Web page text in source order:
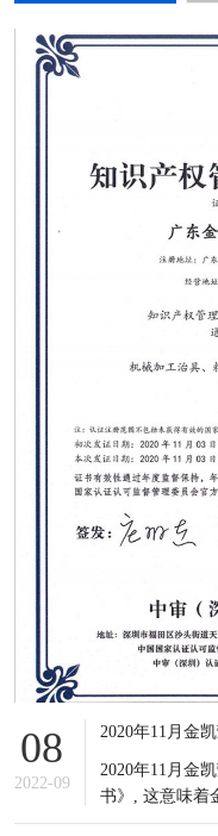
08
2022-09
2020年11月金
书》, 这意味着
神，积极应对